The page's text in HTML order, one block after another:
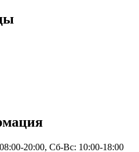
20:00, Сб-Вс: 10:00-18:00